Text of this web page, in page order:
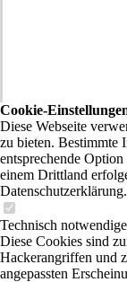
Cookie-
Diese Webseite
zu bieten. Bestimmte
entsprechende
einem Drittland
Datenschutzerklärung.
Technisch notwendige
Diese Cookies sind
Hackerangriffen und
angepassten